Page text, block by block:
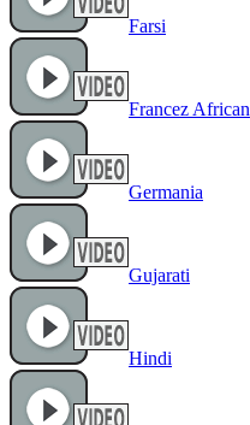
Farsi
Francez African
Germania
Gujarati
Hindi